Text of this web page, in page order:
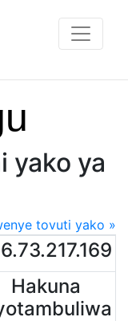
yako ya
tovuti yako »
Hakuna